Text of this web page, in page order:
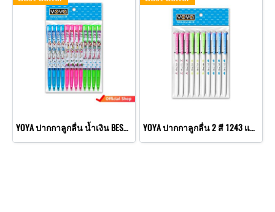
YOYA ปากกาลูกลื่น น้ำเงิน BESHALL แพ็ค 12 YOYA ปากกาลูกลื่น 2 สี 1243 แพ็ค10